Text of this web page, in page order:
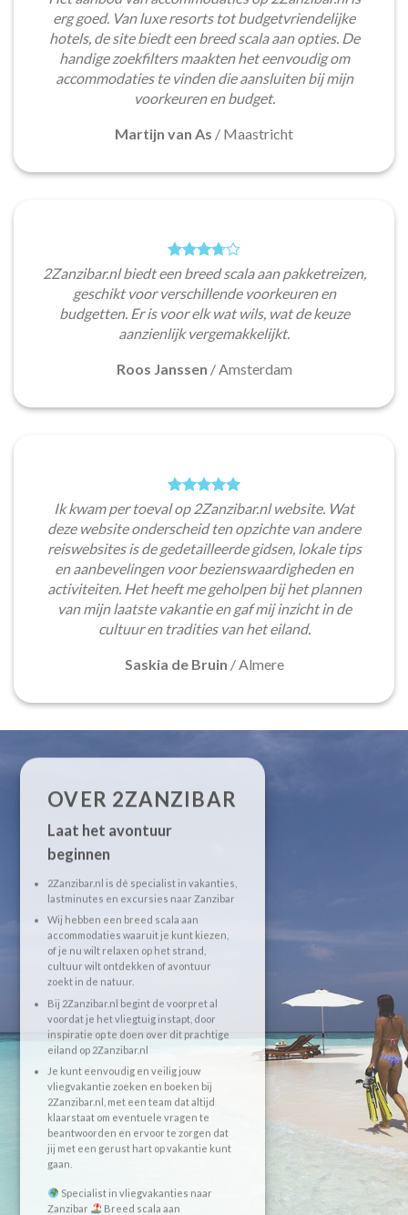
erg goed. Van luxe resorts tot budgetvriendelijke
hotels, de site biedt een breed scala aan opties. De
handige zoekfilters maakten het eenvoudig om
accommodaties te vinden die aansluiten bij mijn
voorkeuren en budget.
Martijn van As / Maastricht
2Zanzibar.nl biedt een breed scala aan pakketreizen,
geschikt voor verschillende voorkeuren en
budgetten. Er is voor elk wat wils, wat de keuze
aanzienlijk vergemakkelijkt.
Roos Janssen /Amsterdam
Ik kwam per toeval op 2Zanzibar.nl website. Wat
deze website onderscheid ten opzichte van andere
reiswebsites is de gedetailleerde gidsen, lokale tips
en aanbevelingen voor bezienswaardigheden en
activiteiten. Het heeft me geholpen bij het plannen
van mijn laatste vakantie en gaf mij inzicht in de
cultuur en tradities van het eiland.
Saskia de Bruin /Almere
OVER 2ZANZIBAR
Laat het avontuur
beginnen
2Zanzibar.nl is dé specialist in vakanties,
lastminutes en excursies naar Zanzibar
Wij hebben een breed scala aan
accommodaties waaruit je kunt kiezen,
of je nu wilt relaxen op het strand,
cultuur wilt ontdekken of avontuur
zoekt in de natuur.
Bij 2Zanzibar.nl begint de voorpret al
voordat je het vliegtuig instapt, door
inspiratie op te doen over dit prachtige
eiland op 2Zanzibar.nl
Je kunt eenvoudig en veilig jouw
vliegvakantie zoeken en boeken bij
2Zanzibar.nl, met een team dat altijd
klaarstaat om eventuele vragen te
beantwoorden en ervoor te zorgen dat
jij met een gerust hart op vakantie kunt
gaan.
Specialist in vliegvakanties naar
Zanzibar
Breed scala aan